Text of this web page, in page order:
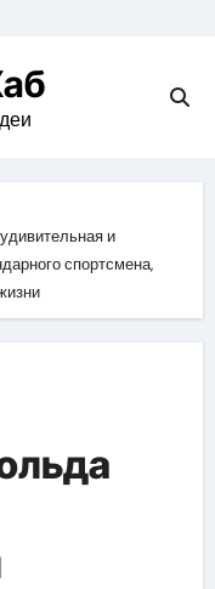
и
спортсмена,